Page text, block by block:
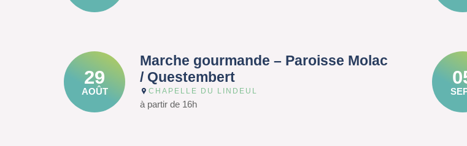
29
AOÛT
Marche gourmande – Paroisse Molac
/ Questembert
CHAPELLE DU LINDEUL
à partir de 16h